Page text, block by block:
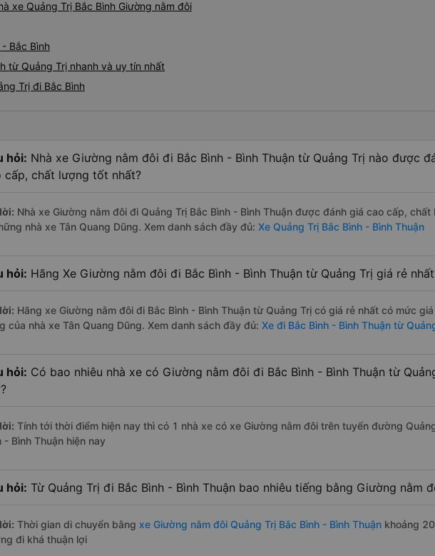
xe Quảng Trị Bắc Bình Giường nằm đôi
Bắc Bình
từ Quảng Trị nhanh và uy tín nhất
Trị đi Bắc Bình
hỏi: Nhà xe Giường nằm đôi đi Bắc Bình - Bình Thuận từ Quảng Trị nào được
cấp, chất lượng tốt nhất?
Nhà xe Giường nằm đôi đi Quảng Trị Bắc Bình - Bình Thuận được đánh giá cao cấp,
nhà xe Tân Quang Dũng. Xem danh sách đầy đủ: Xe Quảng Trị Bắc Bình - Bình Thuận
hỏi: Hãng Xe Giường nằm đôi đi Bắc Bình - Bình Thuận từ Quảng Trị giá rẻ
Hãng xe Giường nằm đôi đi Bắc Bình - Bình Thuận từ Quảng Trị có giá rẻ nhất có mức
của nhà xe Tân Quang Dũng. Xem danh sách đầy đủ: Xe đi Bắc Bình - Bình Thuận từ
hỏi: Có bao nhiêu nhà xe có Giường nằm đôi đi Bắc Bình - Bình Thuận từ
Tính tới thời điểm hiện nay thì có 1 nhà xe có xe Giường nằm đôi trên tuyến đường
- Bình Thuận hiện nay
hỏi: Từ Quảng Trị đi Bắc Bình - Bình Thuận bao nhiêu tiếng bằng Giường nằm
Thời gian di chuyển bằng xe Giường nằm đôi Quảng Trị Bắc Bình - Bình Thuận khoảng
đi khá thuận lợi